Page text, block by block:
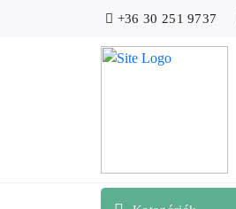
+36 30 251 9737